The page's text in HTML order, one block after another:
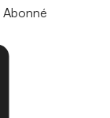
Abonné